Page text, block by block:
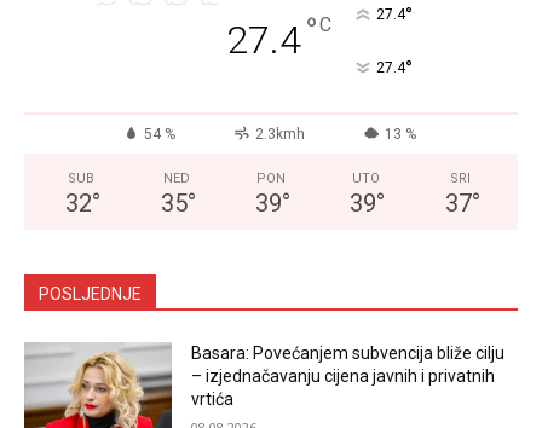
27.4°C 27.4°
27.4°
54 % 2.3kmh 13 %
SUB
32°
NED
35°
PON
39°
UTO
39°
SRI
37°
POSLJEDNJE
Basara: Povećanjem subvencija bliže cilju
– izjednačavanju cijena javnih i privatnih
vrtića